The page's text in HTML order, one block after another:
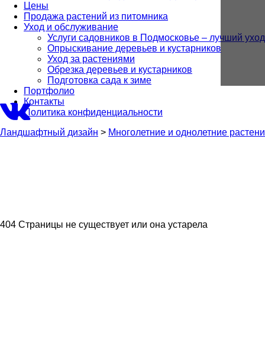
Цены
Продажа растений из питомника
Уход и обслуживание
Услуги садовников в Подмосковье – лучший
Опрыскивание деревьев и кустарников
Уход за растениями
Обрезка деревьев и кустарников
Подготовка сада к зиме
Портфолио
Контакты
Политика конфиденциальности
Ландшафтный дизайн > Многолетние и однолетние
404 Страницы не существует или она устарела